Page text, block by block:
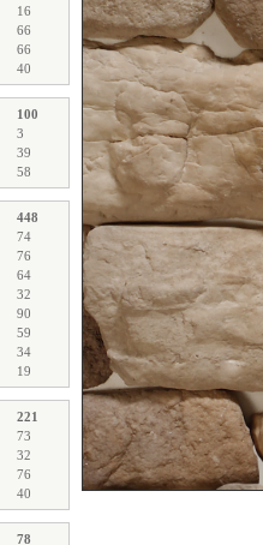
16
66
66
40
100
3
39
58
448
74
76
64
32
90
59
34
19
221
73
32
76
40
78